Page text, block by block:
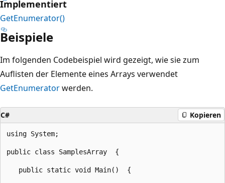
Implementiert
GetEnumerator()
Beispiele
Im folgenden Codebeispiel wird gezeigt, wie sie zum
Auflisten der Elemente eines Arrays verwendet
GetEnumeratorwerden.
C# Kopieren
using System;
public class SamplesArray  {
   public static void Main()  {